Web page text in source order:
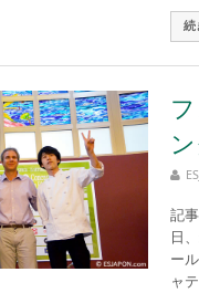
続
記
日
ー
ャ